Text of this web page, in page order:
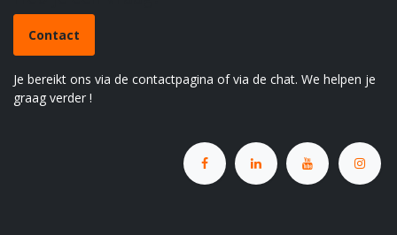
Contact
Je bereikt ons via de contactpagina of via de chat. We helpen je
graag verder !